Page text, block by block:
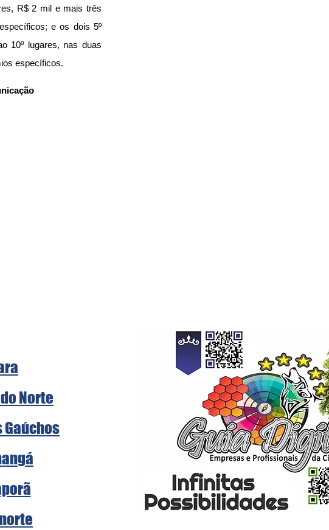
R$ 2 mil e mais três
e os dois 5º
10º lugares, nas duas
específicos.
Norte
Gaúchos